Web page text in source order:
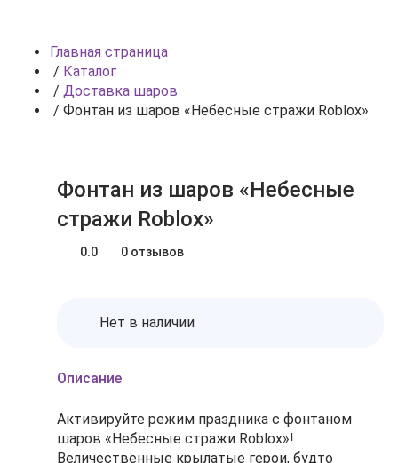
Главная страница
/ Каталог
/ Доставка шаров
/ Фонтан из шаров «Небесные стражи Roblox»
Фонтан из шаров «Небесные
стражи Roblox»
0.0 0 отзывов
Нет в наличии
Описание
Активируйте режим праздника с фонтаном
шаров «Небесные стражи Roblox»!
Величественные крылатые герои, будто